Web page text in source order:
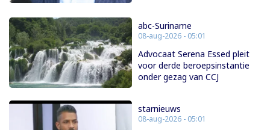
abc-Suriname
08-aug-2026 - 05:01
Advocaat Serena Essed pleit
voor derde beroepsinstantie
onder gezag van CCJ
starnieuws
08-aug-2026 - 05:01